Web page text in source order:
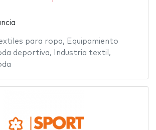
para ropa, Equipamiento
deportiva, Industria textil ,